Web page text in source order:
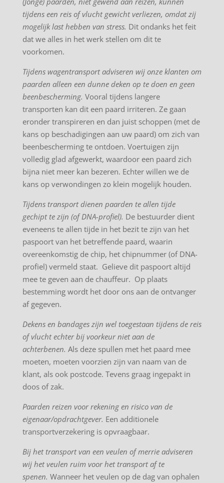
tijdens een reis of vlucht gewicht verliezen, omdat zij
mogelijk last hebben van stress. Dit ondanks het feit
dat we alles in het werk stellen om dit te
voorkomen.
Tijdens wagentransport adviseren wij onze klanten om
paarden alleen een dunne deken op te doen en geen
beenbescherming. Vooral tijdens langere
transporten kan dit een paard irriteren. Ze gaan
eronder transpireren en dan juist schoppen (met de
kans op beschadigingen aan uw paard) om zich van
beenbescherming te ontdoen. Voertuigen zijn
volledig glad afgewerkt, waardoor een paard zich
bijna niet meer kan bezeren. Echter willen we de
kans op verwondingen zo klein mogelijk houden.
Tijdens transport dienen paarden te allen tijde
gechipt te zijn (of DNA-profiel). De bestuurder dient
eveneens te allen tijde in het bezit te zijn van het
paspoort van het betreffende paard, waarin
overeenkomstig de chip, het chipnummer (of DNA-
profiel) vermeld staat. Gelieve dit paspoort altijd
mee te geven aan de chauffeur. Op plaats
bestemming wordt het door ons aan de ontvanger
af gegeven.
Dekens en bandages zijn wel toegestaan tijdens de reis
of vlucht echter bij voorkeur niet aan de
achterbenen. Als deze spullen met het paard mee
moeten, moeten voorzien zijn van naam van de
klant, als ook postcode. Tevens graag ingepakt in
doos of zak.
Paarden reizen voor rekening en risico van de
eigenaar/opdrachtgever. Een additionele
transportverzekering is opvraagbaar.
Bij het transport van een veulen of merrie adviseren
wij het veulen ruim voor het transport af te
spenen. Wanneer het veulen op de dag van ophalen